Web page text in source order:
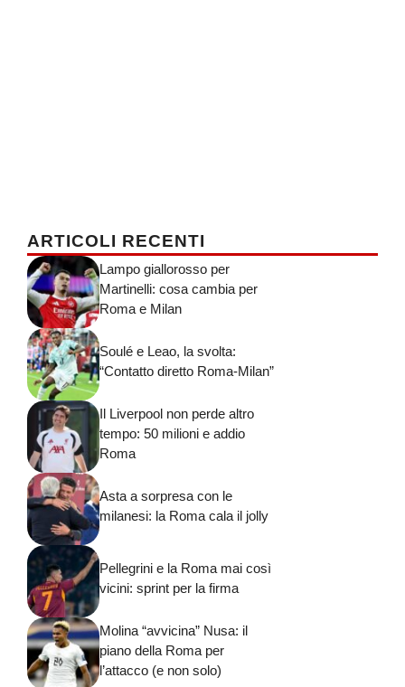
ARTICOLI RECENTI
Lampo giallorosso per
Martinelli: cosa cambia per
Roma e Milan
Soulé e Leao, la svolta:
“Contatto diretto Roma-Milan”
Il Liverpool non perde altro
tempo: 50 milioni e addio
Roma
Asta a sorpresa con le
milanesi: la Roma cala il jolly
Pellegrini e la Roma mai così
vicini: sprint per la firma
Molina “avvicina” Nusa: il
piano della Roma per
l’attacco (e non solo)